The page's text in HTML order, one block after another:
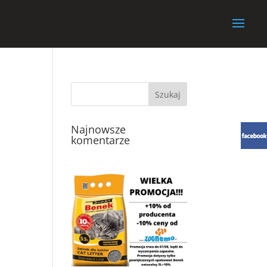
Najnowsze
komentarze